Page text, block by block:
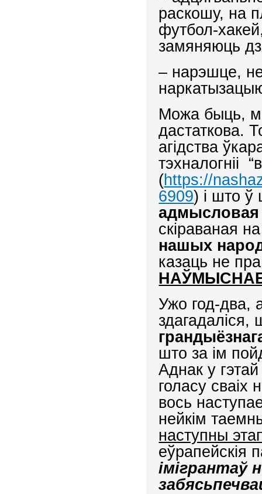
раскошу, на
футбол-
замяняюць
– нарэшце,
Можа быць,
дастаткова.
агідства
тэхналогніі
(https://
6909) і што ў
адмысловая
скіраваная
нашых
казаць не
Ужо год-два,
здагадаліся,
што за ім
Аднак у
голасу сваіх
вось
нейкім
наступны
еўрапейскія
імігрантаў